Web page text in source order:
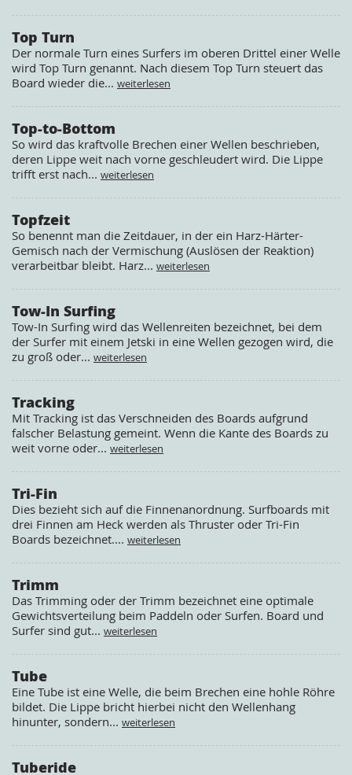
Top Turn
Der normale Turn eines Surfers im oberen Drittel einer Welle
wird Top Turn genannt. Nach diesem Top Turn steuert das
Board wieder die... weiterlesen
Top-to-Bottom
So wird das kraftvolle Brechen einer Wellen beschrieben,
deren Lippe weit nach vorne geschleudert wird. Die Lippe
trifft erst nach... weiterlesen
Topfzeit
So benennt man die Zeitdauer, in der ein Harz-Härter-
Gemisch nach der Vermischung (Auslösen der Reaktion)
verarbeitbar bleibt. Harz... weiterlesen
Tow-In Surfing
Tow-In Surfing wird das Wellenreiten bezeichnet, bei dem
der Surfer mit einem Jetski in eine Wellen gezogen wird, die
zu groß oder... weiterlesen
Tracking
Mit Tracking ist das Verschneiden des Boards aufgrund
falscher Belastung gemeint. Wenn die Kante des Boards zu
weit vorne oder... weiterlesen
Tri-Fin
Dies bezieht sich auf die Finnenanordnung. Surfboards mit
drei Finnen am Heck werden als Thruster oder Tri-Fin
Boards bezeichnet.... weiterlesen
Trimm
Das Trimming oder der Trimm bezeichnet eine optimale
Gewichtsverteilung beim Paddeln oder Surfen. Board und
Surfer sind gut... weiterlesen
Tube
Eine Tube ist eine Welle, die beim Brechen eine hohle Röhre
bildet. Die Lippe bricht hierbei nicht den Wellenhang
hinunter, sondern... weiterlesen
Tuberide